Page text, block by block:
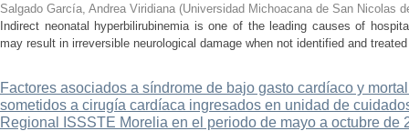
Salgado García, Andrea Viridiana (Universidad Michoacana de San Nicolas
Indirect neonatal hyperbilirubinemia is one of the leading causes of
may result in irreversible neurological damage when not identified and
Factores asociados a síndrome de bajo gasto cardíaco y
sometidos a cirugía cardíaca ingresados en unidad de
Regional ISSSTE Morelia en el periodo de mayo a octubre de